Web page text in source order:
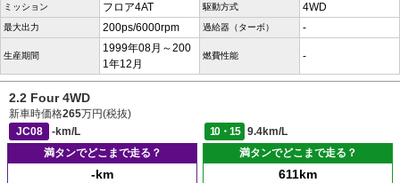
ミッション フロア4AT 駆動方式 4WD
最大出力 200ps/6000rpm 過給器（ターボ） -
生産期間
1999年08月～200
1年12月
燃費性能 -
2.2 Four 4WD
新車時価格265万円(税抜)
JC08
-km/L 10・15
9.4km/L
満タンでどこまで走る？
-km
満タンでどこまで走る？
611km